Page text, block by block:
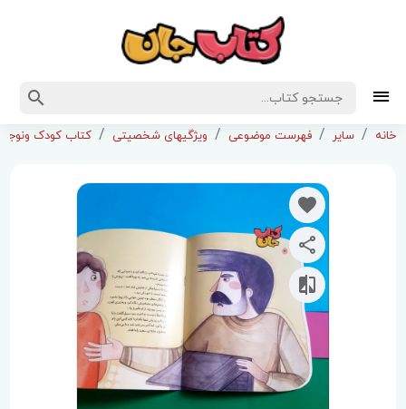
خانه سایر فهرست موضوعی ویژگیهای شخصیتی کتاب کودک